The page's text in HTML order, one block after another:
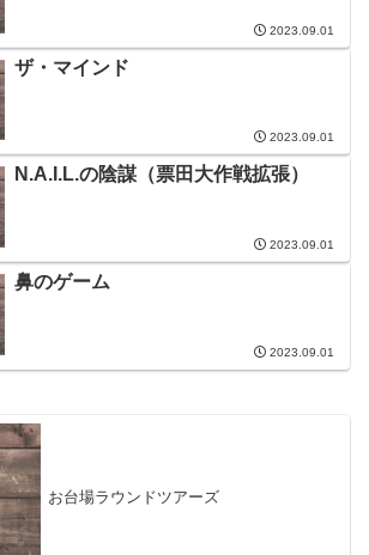
2023.09.01
ザ・マインド
2023.09.01
N.A.I.L.の陰謀（票田大作戦拡張）
2023.09.01
鼻のゲーム
2023.09.01
お台場ラウンドツアーズ